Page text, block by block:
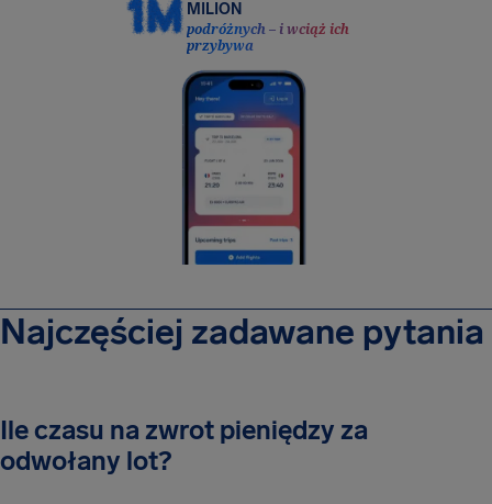
MILION
podróżnych – i wciąż ich
przybywa
Najczęściej zadawane pytania
Ile czasu na zwrot pieniędzy za
odwołany lot?